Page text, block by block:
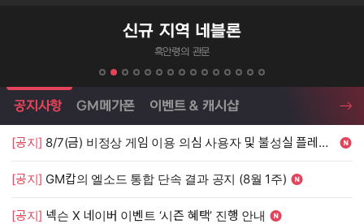
신규 지역 네블론
흑안령의 관문
엘소드 소식
공지사항 GM메가폰 이벤트 & 캐시샵
[공지] 8/7(금) 비정상 게임 이용 의심 사용자 및 불성실 플레이 단속 안내
[공지] GM캅의 엘소드 통합 단속 결과 공지 (8월 1주)
[공지] 넥슨 X 네이버 이벤트 ‘시즌 혜택’ 진행 안내